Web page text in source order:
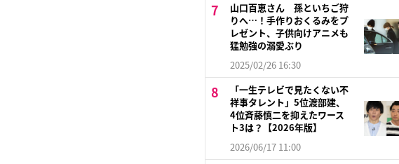
山口百恵さん 孫といちご狩
りへ…！手作りおくるみをプ
レゼント、子供向けアニメも
猛勉強の溺愛ぶり
2025/02/26 16:30
「一生テレビで見たくない不
祥事タレント」5位渡部建、
4位斉藤慎二を抑えたワース
ト3は？【2026年版】
2026/06/17 11:00